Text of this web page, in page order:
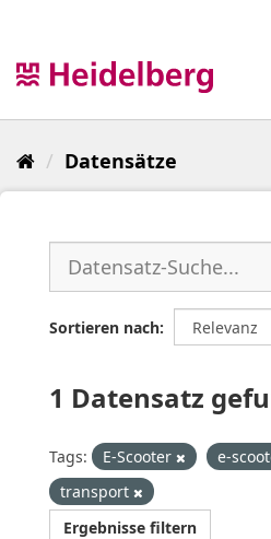
Datensätze
Sortieren nach
1 Datensatz
Tags: E-Scooter
e-
transport
Ergebnisse filtern